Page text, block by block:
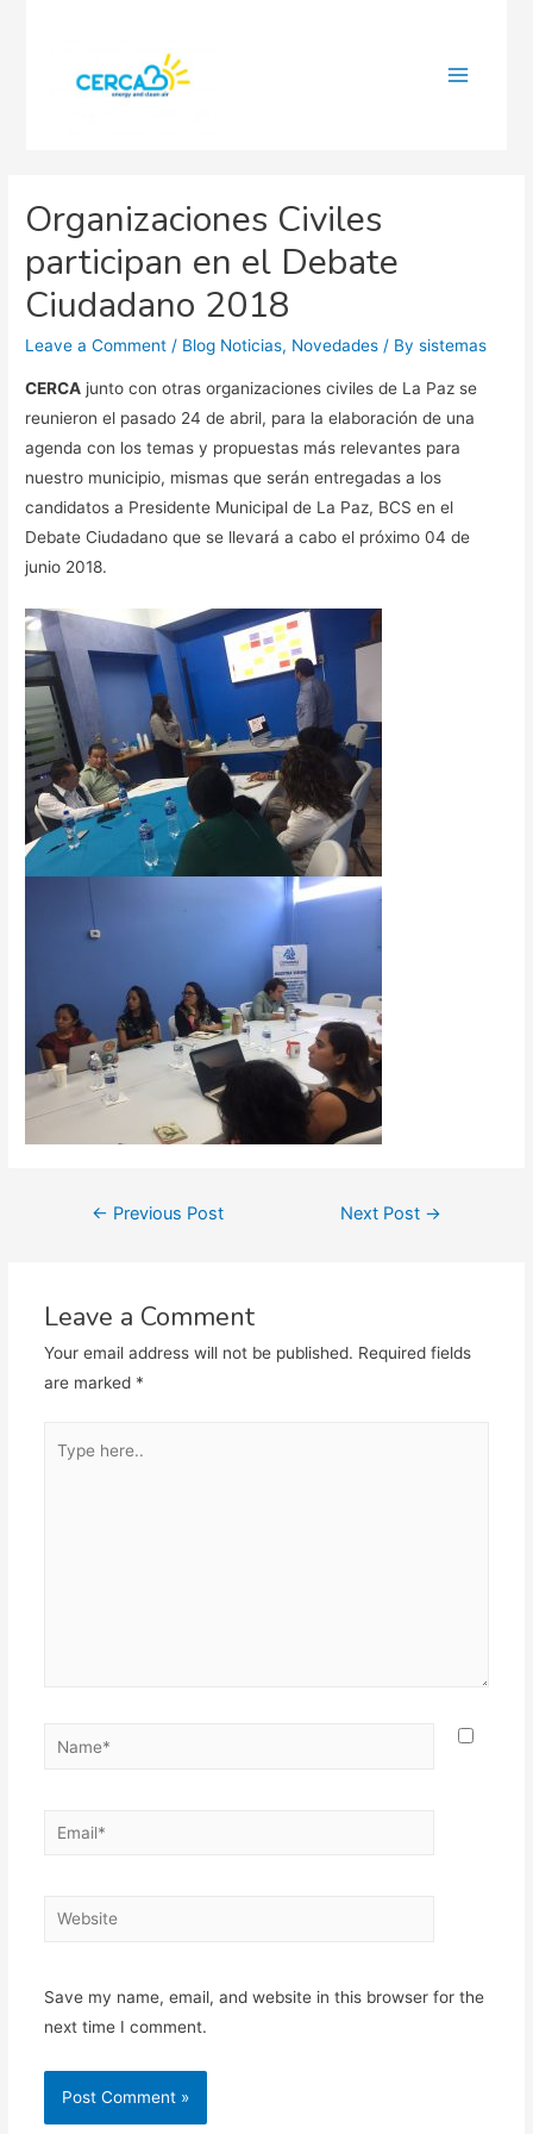
Organizaciones Civiles
participan en el Debate
Ciudadano 2018
Leave a Comment / Blog Noticias, Novedades / Bysistemas
CERCA junto con otras organizaciones civiles de La Paz se
reunieron el pasado 24 de abril, para la elaboración de una
agenda con los temas y propuestas más relevantes para
nuestro municipio, mismas que serán entregadas a los
candidatos a Presidente Municipal de La Paz, BCS en el
Debate Ciudadano que se llevará a cabo el próximo 04 de
junio 2018.
Post← Previous Post Next Post →
Leave a Comment
Your email address will not be published. Required fields
are marked *
here..
Name*
Email*
Website
Save my name, email, and website in this browser for the
next time I comment.